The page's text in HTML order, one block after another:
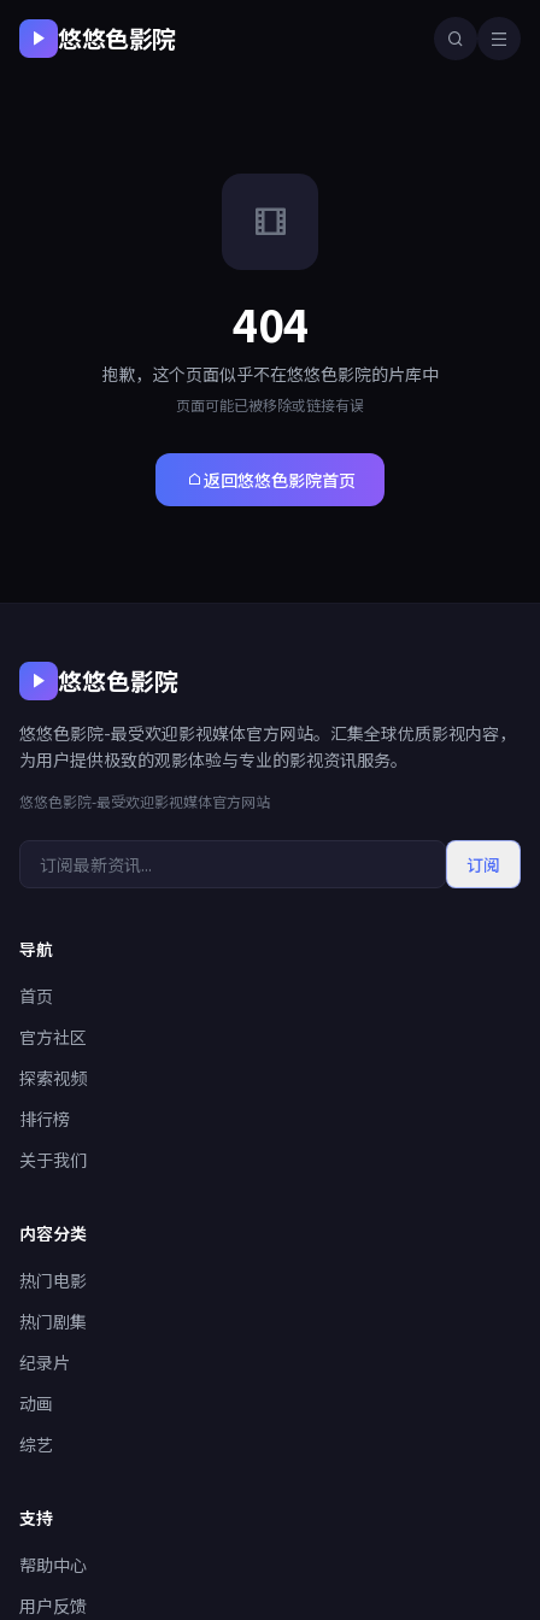
悠悠色影院
404
抱歉，这个页面似乎不在悠悠色影院的片库中
页面可能已被移除或链接有误
返回悠悠色影院首页
悠悠色影院
悠悠色影院-最受欢迎影视媒体官方网站。汇集全球优质影视内容，
为用户提供极致的观影体验与专业的影视资讯服务。
悠悠色影院-最受欢迎影视媒体官方网站
订阅
导航
首页
官方社区
探索视频
排行榜
关于我们
内容分类
热门电影
热门剧集
纪录片
动画
综艺
支持
帮助中心
用户反馈